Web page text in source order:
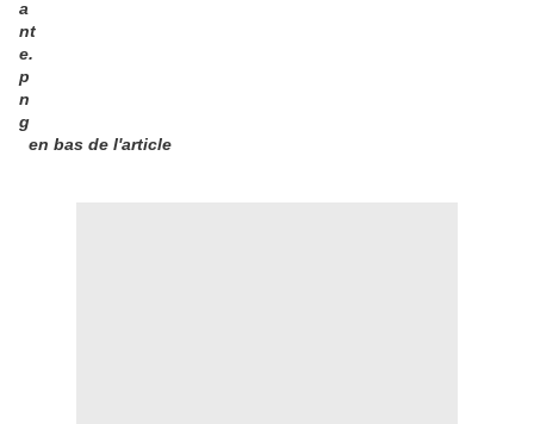
en bas de l'article